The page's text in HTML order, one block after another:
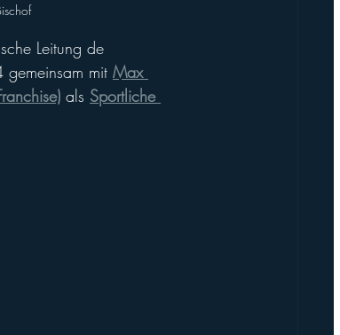
Leitung de
mit Max
als Sportliche